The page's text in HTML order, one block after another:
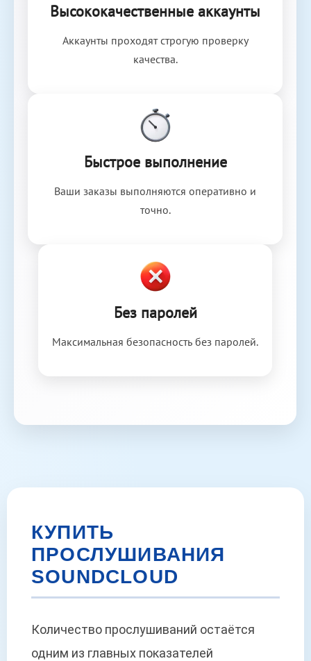
Высококачественные аккаунты
Аккаунты проходят строгую проверку
качества.
Быстрое выполнение
Ваши заказы выполняются оперативно и
точно.
Без паролей
Максимальная безопасность без паролей.
КУПИТЬ
ПРОСЛУШИВАНИЯ
SOUNDCLOUD
Количество прослушиваний остаётся
одним из главных показателей